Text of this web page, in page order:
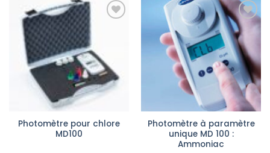
à la liste
d’envies
Photomètre pour chlore
MD100
Ajouter
à la liste
d’envies
Photomètre à paramètre
unique MD 100 :
Ammoniac